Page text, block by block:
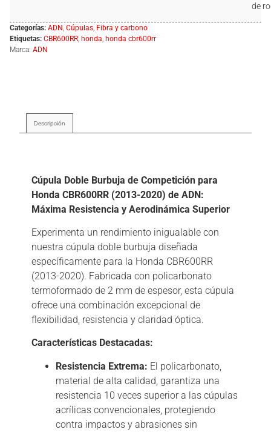
de
Categorías: ADN Cúpulas Fibra y carbono
Etiquetas: CBR600RR honda honda cbr600rr
Marca: ADN
Descripción
Cúpula Doble Burbuja de Competición para
Honda CBR600RR (2013-2020) de ADN:
Máxima Resistencia y Aerodinámica Superior
Experimenta un rendimiento inigualable con
nuestra cúpula doble burbuja diseñada
específicamente para la Honda CBR600RR
(2013-2020). Fabricada con policarbonato
termoformado de 2 mm de espesor, esta cúpula
ofrece una combinación excepcional de
flexibilidad, resistencia y claridad óptica.
Características Destacadas:
Resistencia Extrema: El policarbonato,
material de alta calidad, garantiza una
resistencia 10 veces superior a las cúpulas
acrílicas convencionales, protegiendo
contra impactos y abrasiones sin